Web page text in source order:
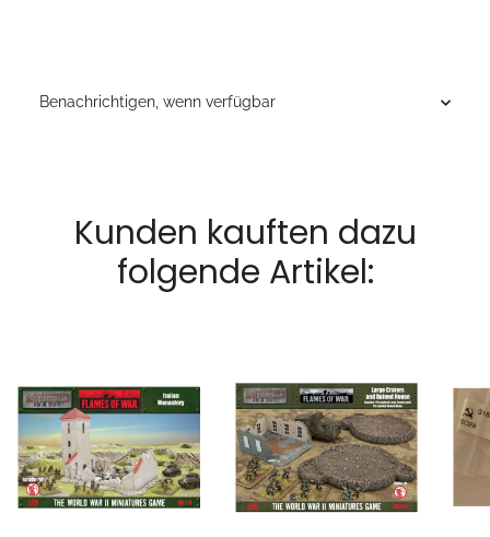
Benachrichtigen, wenn verfügbar
Kunden kauften dazu
folgende Artikel: